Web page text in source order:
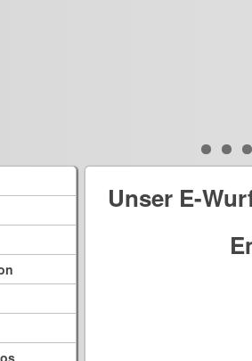
Unser E-